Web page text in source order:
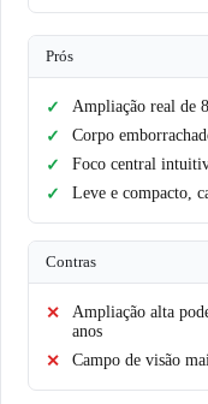
Prós
Ampliação real de
Corpo
Foco central
Leve e compacto,
Contras
Ampliação alta
anos
Campo de visão